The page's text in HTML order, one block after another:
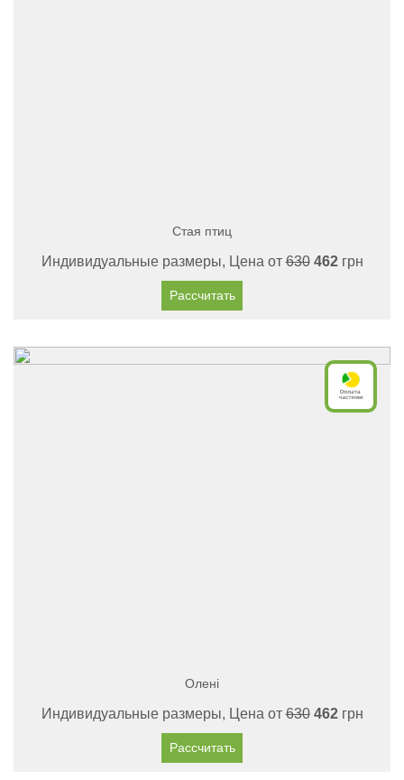
Стая птиц
Индивидуальные размеры, Цена от630 462грн
Рассчитать
Олені
Индивидуальные размеры, Цена от630 462грн
Рассчитать